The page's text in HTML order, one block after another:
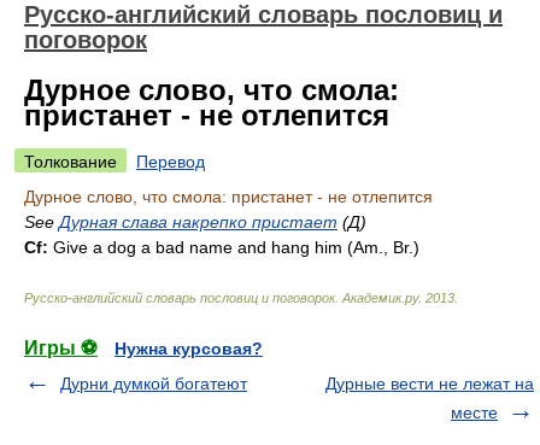
Русско-английский словарь пословиц и
поговорок
Дурное слово, что смола:
пристанет - не отлепится
Толкование
Перевод
Дурное слово, что смола: пристанет - не отлепится
See Дурная слава накрепко пристает (Д)
Cf: Give a dog a bad name and hang him (Am. Br.)
Русско-английский словарь пословиц и поговорок. Академик.ру. 2013
Игры ⚽
Нужна курсовая?
Дурни думкой богатеют
Дурные вести не лежат на
месте